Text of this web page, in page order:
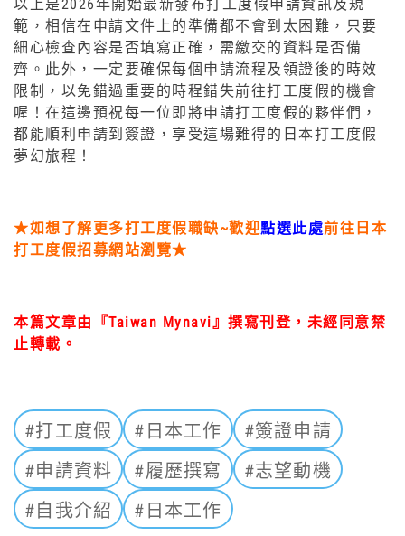
以上是2026年開始最新發布打工度假申請資訊及規
範，相信在申請文件上的準備都不會到太困難，只要
細心檢查內容是否填寫正確，需繳交的資料是否備
齊。此外，一定要確保每個申請流程及領證後的時效
限制，以免錯過重要的時程錯失前往打工度假的機會
喔！在這邊預祝每一位即將申請打工度假的夥伴們，
都能順利申請到簽證，享受這場難得的日本打工度假
夢幻旅程！
★如想了解更多打工度假職缺~歡迎點選此處前往日本
打工度假招募網站瀏覽★
本篇文章由『Taiwan Mynavi』撰寫刊登，未經同意禁
止轉載。
#打工度假 #日本工作
#簽證申請
#申請資料
#履歷撰寫
#志望動機
#自我介紹
#日本工作